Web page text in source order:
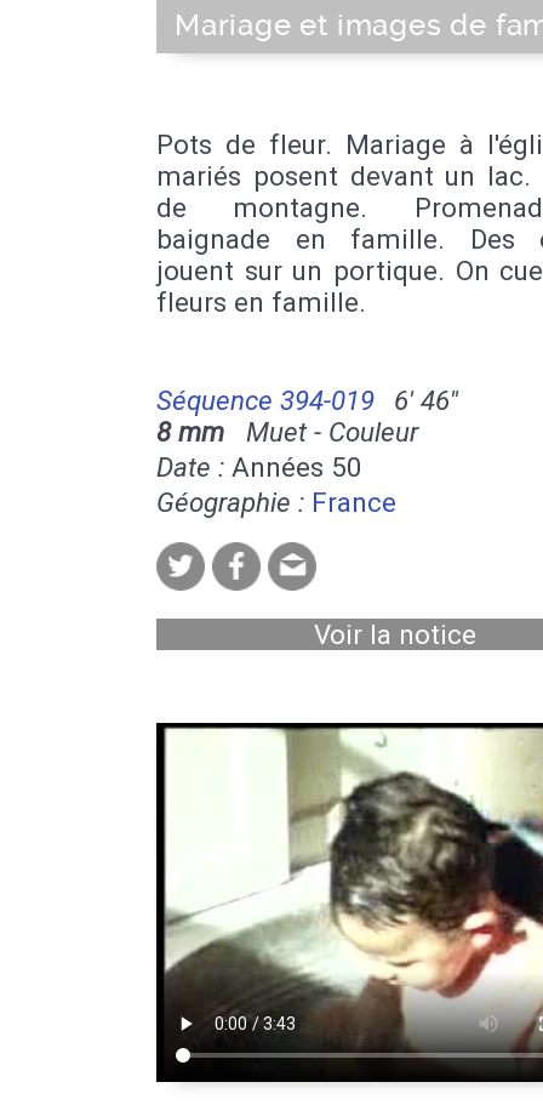
Mariage et images de
Pots de fleur. Mariage à
mariés posent devant un lac.
de montagne.
baignade en famille. Des
jouent sur un portique. On
fleurs en famille.
Séquence 394-019
6' 46''
8 mm Muet - Couleur
Date : Années 50
Géographie : France
Voir la notice